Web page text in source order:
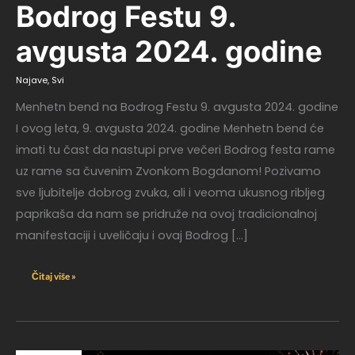
Bodrog Festu 9.
avgusta 2024. godine
Najave, Svi
Menhetn bend na Bodrog Festu 9. avgusta 2024. godine
I ovog leta, 9. avgusta 2024. godine Menhetn bend će
imati tu čast da nastupi prve večeri Bodrog festa rame
uz rame sa čuvenim Zvonkom Bogdanom! Pozivamo
sve ljubitelje dobrog zvuka, ali i veoma ukusnog ribljeg
paprikaša da nam se pridruže na ovoj tradicionalnoj
manifestaciji i uveličaju i ovaj Bodrog […]
9.
avgusta
2024.
Čitaj više »